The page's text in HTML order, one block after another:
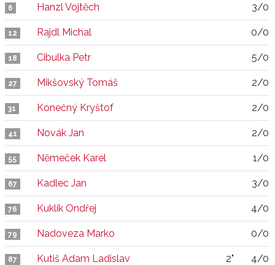
6 Hanzl Vojtěch 3/0
12 Rajdl Michal 0/0
18 Cibulka Petr 5/0
27 Mikšovský Tomáš 2/0
31 Konečný Kryštof 2/0
41 Novák Jan 2/0
55 Němeček Karel 1/0
67 Kadlec Jan 3/0
76 Kuklík Ondřej 4/0
79 Nadoveza Marko 0/0
87 Kutiš Adam Ladislav 2" 4/0